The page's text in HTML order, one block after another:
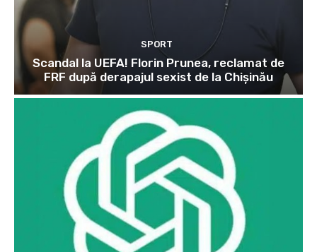
SPORT
Scandal la UEFA! Florin Prunea, reclamat de
FRF după derapajul sexist de la Chișinău